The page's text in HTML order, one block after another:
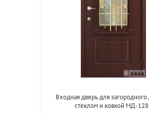
Входная дверь для
стеклом и ковкой МД-